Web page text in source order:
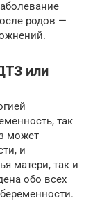
родов —
или
так
может
и
матери, так и
обо всех